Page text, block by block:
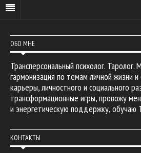
ОБО МНЕ
Трансперсональный психолог. Таролог.
гармонизация по темам личной жизни
карьеры, личностного и социального
трансформационные игры, провожу
и энергетическую поддержку, обучаю
КОНТАКТЫ